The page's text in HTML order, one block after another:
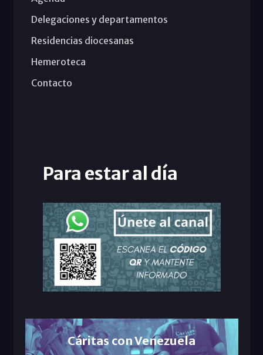
Delegaciones y departamentos
Residencias diocesanas
Hemeroteca
Contacto
Para estar al día
Cáritas con Venezuela